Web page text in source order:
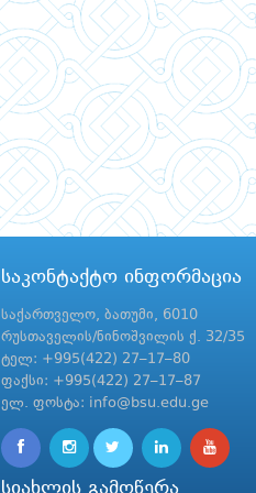
საკონტაქტო ინფორმაცია
საქართველო, ბათუმი, 6010
რუსთაველის/ნინოშვილის ქ. 32/35
ტელ: +995(422) 27–17–80
ფაქსი: +995(422) 27–17–87
ელ. ფოსტა: info@bsu.edu.ge
სიახლის გამოწერა